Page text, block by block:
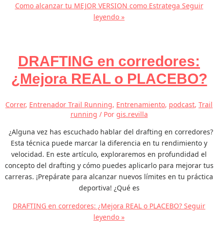
Como alcanzar tu MEJOR VERSION como Estratega Seguir
leyendo »
DRAFTING en corredores:
¿Mejora REAL o PLACEBO?
Correr, Entrenador Trail Running, Entrenamiento, podcast, Trail
running / Por gis.revilla
¿Alguna vez has escuchado hablar del drafting en corredores?
Esta técnica puede marcar la diferencia en tu rendimiento y
velocidad. En este artículo, exploraremos en profundidad el
concepto del drafting y cómo puedes aplicarlo para mejorar tus
carreras. ¡Prepárate para alcanzar nuevos límites en tu práctica
deportiva! ¿Qué es
DRAFTING en corredores: ¿Mejora REAL o PLACEBO? Seguir
leyendo »